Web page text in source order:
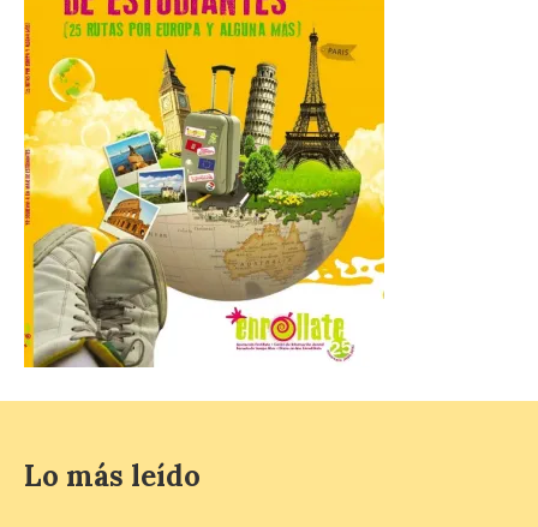
Incide en que el eclipse se
verá desde múltiples
puntos de la ciudad, por lo
que no será necesario
desplazarse y se
recomienda no acudir a Gijón/Xixón en
coche ni usarlo ese día. Los accesos a
la Campa Torres y La […]
La decimonovena
fotografía de León de…
viaje nos llega desde la
plaza de Oriente en
Madrid
Nueva edición de León
de…viaje. Una iniciativa
Lo más leído